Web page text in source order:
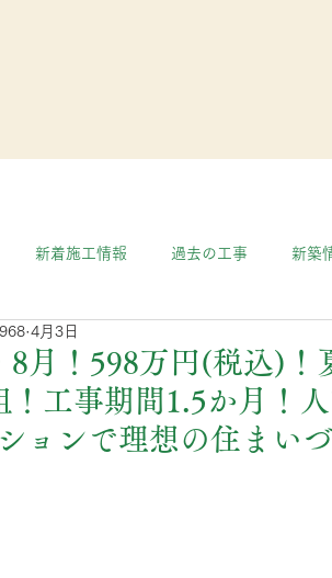
新着施工情報 過去の工事 新築
8月！598万円(税込)！
！工事期間1.5か月！
ョンで理想の住まい
4月3日